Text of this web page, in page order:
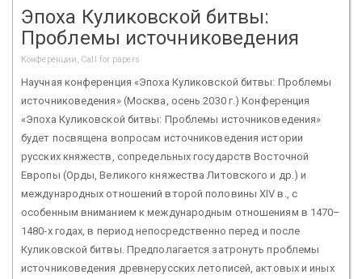
Эпоха Куликовской битвы:
Проблемы источниковедения
Конференции, Call for papers
Научная конференция «Эпоха Куликовской битвы: Проблемы
источниковедения» (Москва, осень 2030 г.) Конференция
«Эпоха Куликовской битвы: Проблемы источниковедения»
будет посвящена вопросам источниковедения истории
русских княжеств, сопредельных государств Восточной
Европы (Орды, Великого княжества Литовского и др.) и
международных отношений второй половины XIV в., с
особенным вниманием к международным отношениям в 1470–
1480‑х годах, в период непосредственно перед и после
Куликовской битвы. Предполагается затронуть проблемы
источниковедения древнерусских летописей, актовых и иных